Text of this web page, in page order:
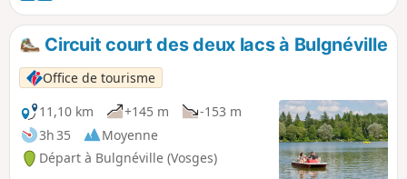
Circuit court des deux lacs à Bulgnéville
Office de tourisme
11,10 km
+145 m
-153 m
3h 35
Moyenne
Départ à Bulgnéville (Vosges)